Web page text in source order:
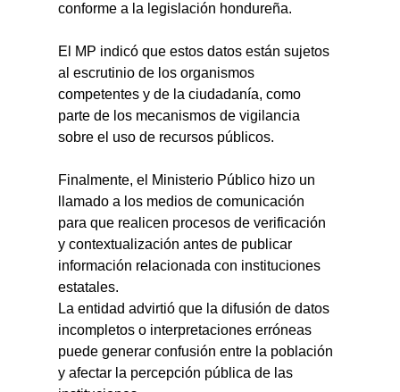
conforme a la legislación hondureña.
El MP indicó que estos datos están sujetos
al escrutinio de los organismos
competentes y de la ciudadanía, como
parte de los mecanismos de vigilancia
sobre el uso de recursos públicos.
Finalmente, el Ministerio Público hizo un
llamado a los medios de comunicación
para que realicen procesos de verificación
y contextualización antes de publicar
información relacionada con instituciones
estatales.
La entidad advirtió que la difusión de datos
incompletos o interpretaciones erróneas
puede generar confusión entre la población
y afectar la percepción pública de las